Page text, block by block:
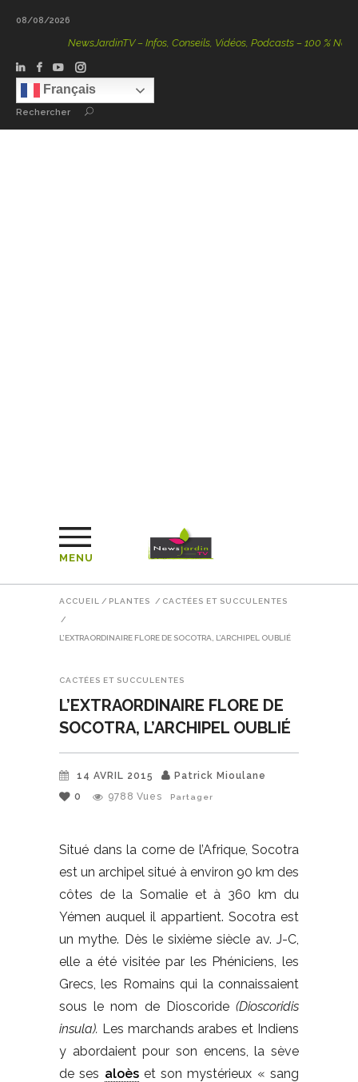
08/08/2026
NewsJardinTV – Infos, Conseils, Vidéos, Podcasts – 100 % Nature
Français
Rechercher
MENU
ACCUEIL / PLANTES / CACTÉES ET SUCCULENTES
/
L’EXTRAORDINAIRE FLORE DE SOCOTRA, L’ARCHIPEL OUBLIÉ
CACTÉES ET SUCCULENTES
L’EXTRAORDINAIRE FLORE DE
SOCOTRA, L’ARCHIPEL OUBLIÉ
14 AVRIL 2015
Patrick Mioulane
0
9788 Vues Partager
Situé dans la corne de l’Afrique, Socotra
est un archipel situé à environ 90 km des
côtes de la Somalie et à 360 km du
Yémen auquel il appartient. Socotra est
un mythe. Dès le sixième siècle av. J-C,
elle a été visitée par les Phéniciens, les
Grecs, les Romains qui la connaissaient
sous le nom de Dioscoride (Dioscoridis
insula). Les marchands arabes et Indiens
y abordaient pour son encens, la sève
de ses aloèset son mystérieux « sang